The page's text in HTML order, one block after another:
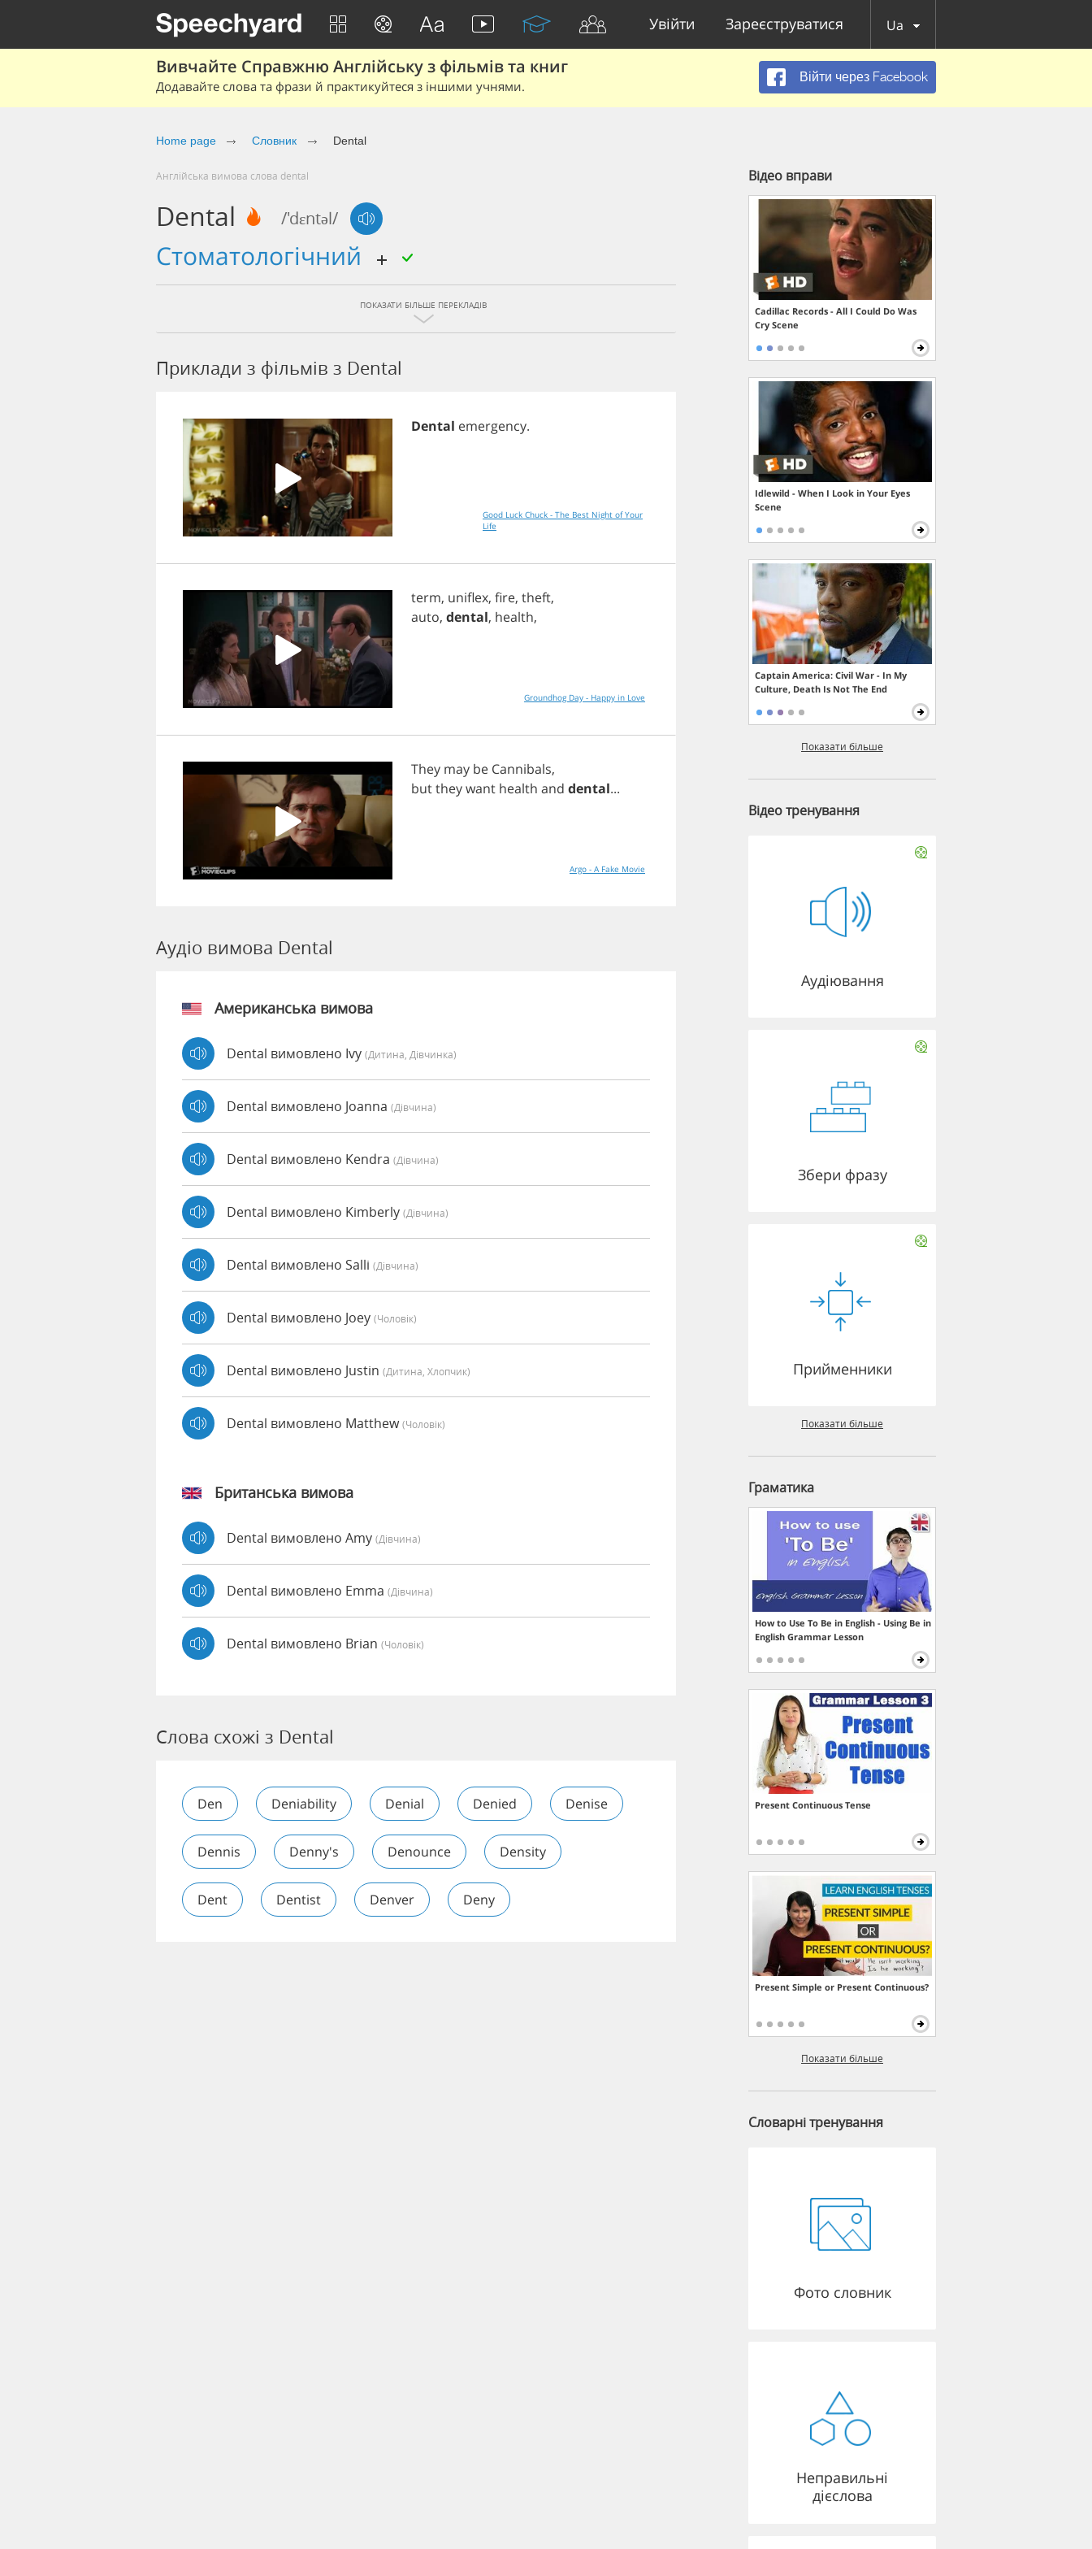
Увійти Зареєструватися Ua
Вивчайте Справжню Англійську з фільмів та книг
Додавайте слова та фрази й практикуйтеся з іншими учнями.
Війти через Facebook
Home page Cловник Dental
Англійська вимова слова dental
Dental /'dɛntəl/
стоматологічний
ПОКАЗАТИ БІЛЬШЕ ПЕРЕКЛАДІВ
Приклади з фільмів з Dental
Dental emergency.
Good Luck Chuck - The Best Night of Your
Life
term, uniflex, fire, theft,
auto, dental, health,
Groundhog Day - Happy in Love
They may be Cannibals,
buttheywant health and dental...
Argo - A Fake Movie
Аудіо вимова Dental
Американська вимова
Dental вимовлено Ivy (дитина, Дівчинка)
Dental вимовлено Joanna (дівчина)
Dental вимовлено Kendra (дівчина)
Dental вимовлено Kimberly (дівчина)
Dental вимовлено Salli (дівчина)
Dental вимовлено Joey (чоловік)
Dental вимовлено Justin (дитина, Хлопчик)
Dental вимовлено Matthew(чоловік)
Британська вимова
Dental вимовлено Amy (дівчина)
Dental вимовлено Emma (дівчина)
Dental вимовлено Brian (чоловік)
Слова схожі з Dental
Den Deniability Denial Denied Denise
Dennis Denny's Denounce Density
Dent Dentist Denver Deny
Відео вправи
Cadillac Records - All I Could Do Was
Cry Scene
Idlewild - When I Look in Your Eyes
Scene
Captain America: Civil War - In My
Culture, Death Is Not The End
Показати більше
Відео тренування
Аудіювання
Збери фразу
Прийменники
Показати більше
Граматика
How to Use To Be in English - Using Be in
English Grammar Lesson
Present Continuous Tense
Present Simple or Present Continuous?
Показати більше
Словарні тренування
Фото словник
Неправильні
дієслова